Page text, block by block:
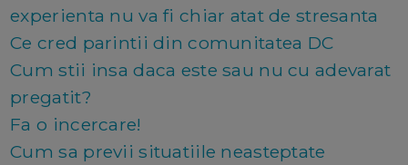
experienta nu va fi chiar atat de stresanta
Ce cred parintii din comunitatea DC
Cum stii insa daca este sau nu cu adevarat
pregatit?
Fa o incercare!
Cum sa previi situatiile neasteptate